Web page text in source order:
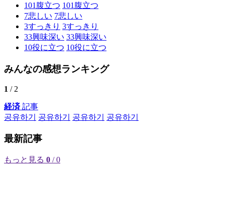
101 腹立つ 101 腹立つ
7悲しい 7悲しい
3すっきり 3すっきり
33興味深い 33興味深い
10役に立つ 10役に立つ
みんなの感想ランキング
1 / 2
経済記事
공유하기
공유하기 공유하기 공유하기
最新記事
もっと見る 0 / 0